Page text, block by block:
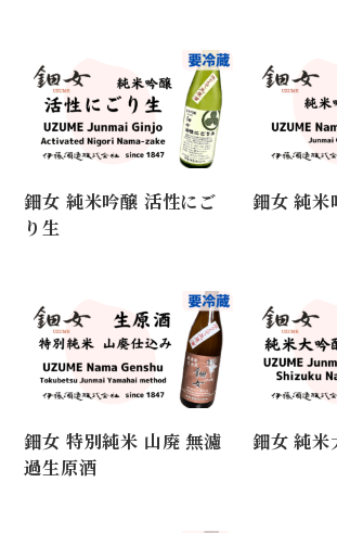
鈿女 純米吟醸 活性にご
り生
鈿女 純米
鈿女 特別純米 山廃 無濾
過生原酒
鈿女 純米